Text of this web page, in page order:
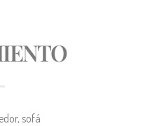
sofá